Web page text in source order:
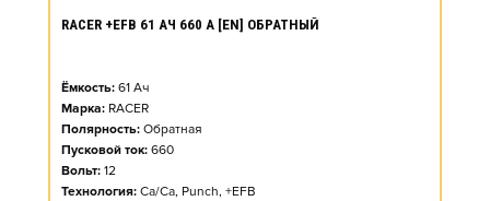
RACER +EFB 61 АЧ 660 А [EN] ОБРАТНЫЙ
Ёмкость: 61 Ач
Марка: RACER
Полярность: Обратная
Пусковой ток: 660
Вольт: 12
Технология: Ca/Ca, Punch, +EFB